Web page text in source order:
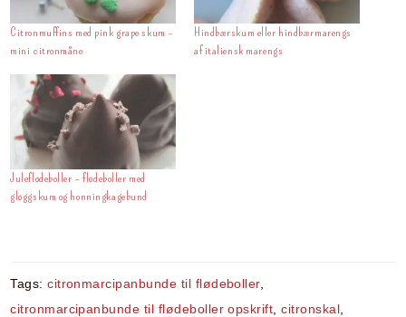
o
k
p
g
er
Citronmuffins med pink grape skum –
mini citronmåne
Hindbærskum eller hindbærmarengs
af italiensk marengs
Juleflødeboller – flødeboller med
gløggskum og honningkagebund
Tags:citronmarcipanbunde til flødeboller,
citronmarcipanbunde til flødeboller opskrift ,citronskal